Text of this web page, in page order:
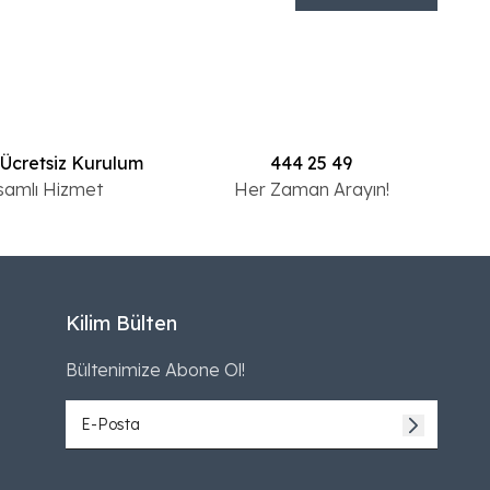
Kurulum
Hizmet
444 25 49
Her Zaman Arayın!
Kilim Bülten
Bültenimize Abone Ol!